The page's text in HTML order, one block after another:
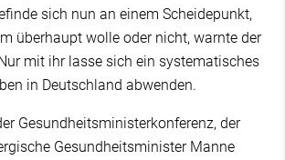
sich nun an einem Scheidepunkt,
überhaupt wolle oder nicht, warnte der
mit ihr lasse sich ein systematisches
in Deutschland abwenden.
Gesundheitsministerkonferenz, der
Gesundheitsminister Manne